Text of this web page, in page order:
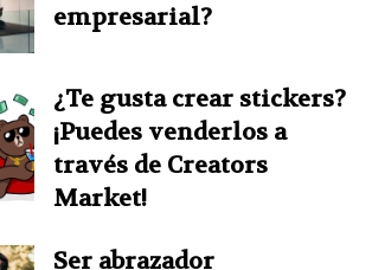
empresarial?
¿Te gusta crear stickers?
¡Puedes venderlos a
través de Creators
Market!
Ser abrazador